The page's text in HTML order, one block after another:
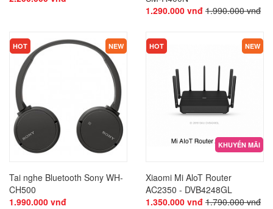
1.290.000 vnđ 1.990.000 vnđ
HOT NEW
KHUYẾN MÃI
Tai nghe Bluetooth Sony WH-
CH500
1.990.000 vnđ
KHUYẾN MÃI
HOT NEW
KHUYẾN MÃI
Xiaomi Mi AloT Router
AC2350 - DVB4248GL
1.350.000 vnđ 1.790.000 vnđ